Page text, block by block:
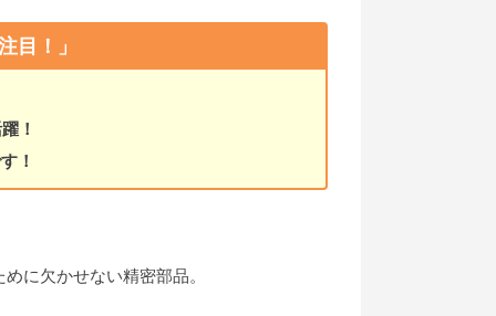
目！」
！
！
に欠かせない精密部品。